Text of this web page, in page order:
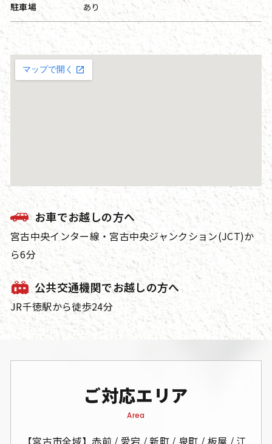
駐車場 あり
お車でお越しの方へ
宮古中央インター線・宮古中央ジャンクション(JCT)か
ら6分
公共交通機関でお越しの方へ
JR千徳駅から徒歩24分
ご対応エリア
Area